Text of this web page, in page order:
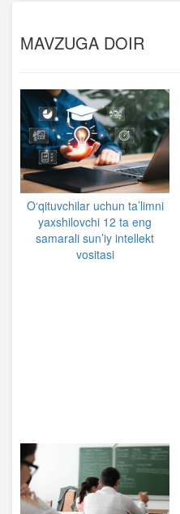
MAVZUGA DOIR
O‘qituvchilar uchun ta’limni
yaxshilovchi 12 ta eng
samarali sun’iy intellekt
vositasi